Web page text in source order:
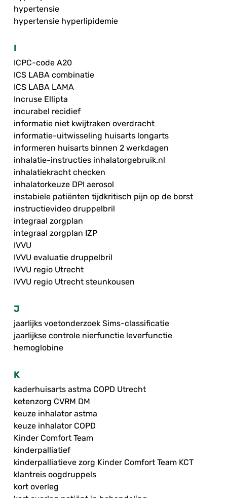
hypertensie
hypertensie hyperlipidemie
I
ICPC-code A20
ICS LABA combinatie
ICS LABA LAMA
Incruse Ellipta
incurabel recidief
informatie niet kwijtraken overdracht
informatie-uitwisseling huisarts longarts
informeren huisarts binnen 2 werkdagen
inhalatie-instructies inhalatorgebruik.nl
inhalatiekracht checken
inhalatorkeuze DPI aerosol
instabiele patiënten tijdkritisch pijn op de borst
instructievideo druppelbril
integraal zorgplan
integraal zorgplan IZP
IVVU
IVVU evaluatie druppelbril
IVVU regio Utrecht
IVVU regio Utrecht steunkousen
J
jaarlijks voetonderzoek Sims-classificatie
jaarlijkse controle nierfunctie leverfunctie
hemoglobine
K
kaderhuisarts astma COPD Utrecht
ketenzorg CVRM DM
keuze inhalator astma
keuze inhalator COPD
Kinder Comfort Team
kinderpalliatief
kinderpalliatieve zorg Kinder Comfort Team KCT
klantreis oogdruppels
kort overleg